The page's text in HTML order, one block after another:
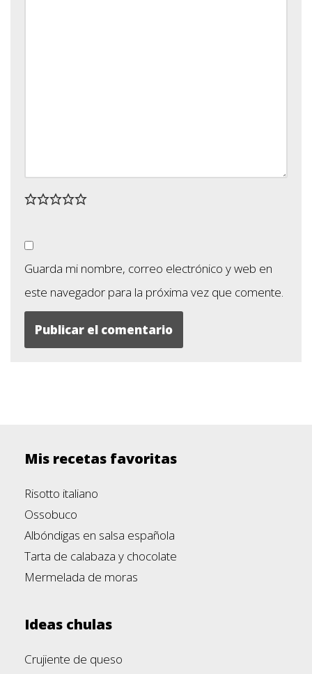
Guarda mi nombre, correo electrónico y web en
este navegador para la próxima vez que comente.
Mis recetas favoritas
Risotto italiano
Ossobuco
Albóndigas en salsa española
Tarta de calabaza y chocolate
Mermelada de moras
Ideas chulas
Crujiente de queso